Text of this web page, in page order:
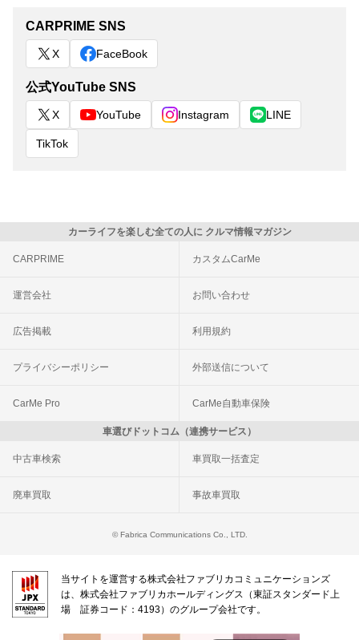
CARPRIME SNS
X FaceBook
公式YouTube SNS
X YouTube Instagram LINE
TikTok
カーライフを楽しむ全ての人に クルマ情報マガジン
CARPRIME カスタムCarMe
運営会社 お問い合わせ
広告掲載 利用規約
プライバシーポリシー 外部送信について
CarMe Pro CarMe自動車保険
車選びドットコム（連携サービス）
中古車検索 車買取一括査定
廃車買取 事故車買取
© Fabrica Communications Co., LTD.
当サイトを運営する株式会社ファブリカコミュニケーションズ
は、株式会社ファブリカホールディングス（東証スタンダード上
場 証券コード：4193）のグループ会社です。